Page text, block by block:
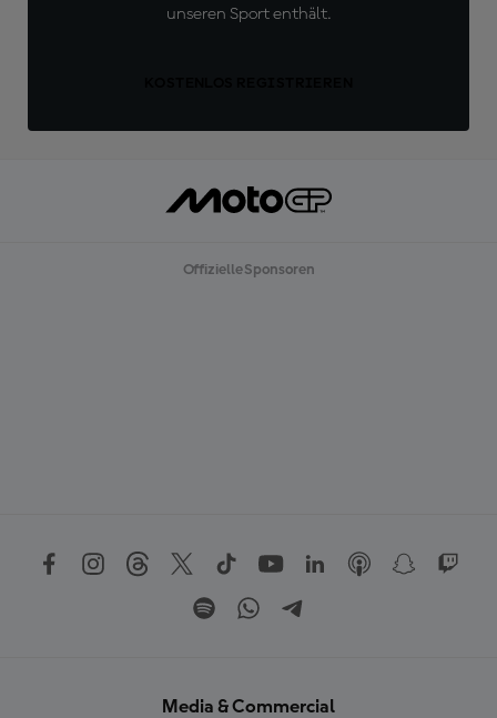
unseren Sport enthält.
Offizielle Sponsoren
Media & Commercial